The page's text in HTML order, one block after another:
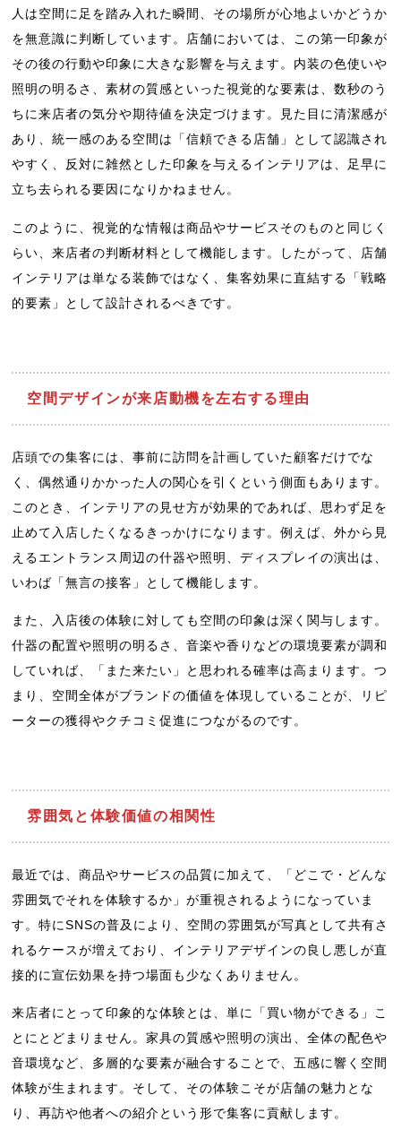
人は空間に足を踏み入れた瞬間、その場所が心地よいかどうか
を無意識に判断しています。店舗においては、この第一印象が
その後の行動や印象に大きな影響を与えます。内装の色使いや
照明の明るさ、素材の質感といった視覚的な要素は、数秒のう
ちに来店者の気分や期待値を決定づけます。見た目に清潔感が
あり、統一感のある空間は「信頼できる店舗」として認識され
やすく、反対に雑然とした印象を与えるインテリアは、足早に
立ち去られる要因になりかねません。
このように、視覚的な情報は商品やサービスそのものと同じく
らい、来店者の判断材料として機能します。したがって、店舗
インテリアは単なる装飾ではなく、集客効果に直結する「戦略
的要素」として設計されるべきです。
空間デザインが来店動機を左右する理由
店頭での集客には、事前に訪問を計画していた顧客だけでな
く、偶然通りかかった人の関心を引くという側面もあります。
このとき、インテリアの見せ方が効果的であれば、思わず足を
止めて入店したくなるきっかけになります。例えば、外から見
えるエントランス周辺の什器や照明、ディスプレイの演出は、
いわば「無言の接客」として機能します。
また、入店後の体験に対しても空間の印象は深く関与します。
什器の配置や照明の明るさ、音楽や香りなどの環境要素が調和
していれば、「また来たい」と思われる確率は高まります。つ
まり、空間全体がブランドの価値を体現していることが、リピ
ーターの獲得やクチコミ促進につながるのです。
雰囲気と体験価値の相関性
最近では、商品やサービスの品質に加えて、「どこで・どんな
雰囲気でそれを体験するか」が重視されるようになっていま
す。特にSNSの普及により、空間の雰囲気が写真として共有さ
れるケースが増えており、インテリアデザインの良し悪しが直
接的に宣伝効果を持つ場面も少なくありません。
来店者にとって印象的な体験とは、単に「買い物ができる」こ
とにとどまりません。家具の質感や照明の演出、全体の配色や
音環境など、多層的な要素が融合することで、五感に響く空間
体験が生まれます。そして、その体験こそが店舗の魅力とな
り、再訪や他者への紹介という形で集客に貢献します。